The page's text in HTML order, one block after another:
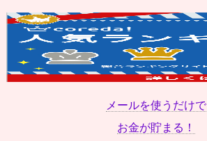
メールを使うだけで
お金が貯まる！